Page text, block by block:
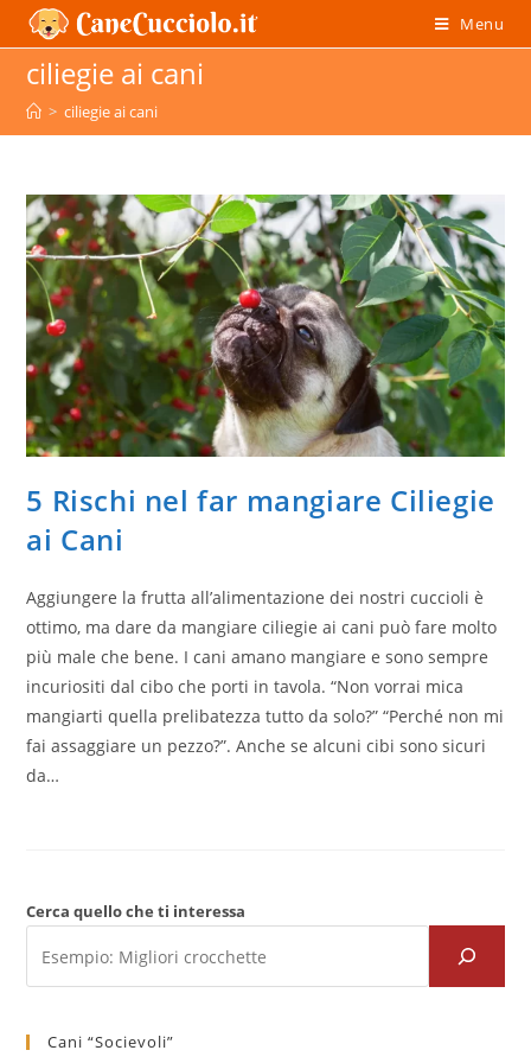
Salta
al
contenuto
Menu
ciliegie ai cani
> ciliegie ai cani
5 Rischi nel far mangiare Ciliegie
ai Cani
Aggiungere la frutta all’alimentazione dei nostri cuccioli è
ottimo, ma dare da mangiare ciliegie ai cani può fare molto
più male che bene. I cani amano mangiare e sono sempre
incuriositi dal cibo che porti in tavola. “Non vorrai mica
mangiarti quella prelibatezza tutto da solo?” “Perché non mi
fai assaggiare un pezzo?”. Anche se alcuni cibi sono sicuri
da…
Cerca quello che ti interessa
Cani “Socievoli”